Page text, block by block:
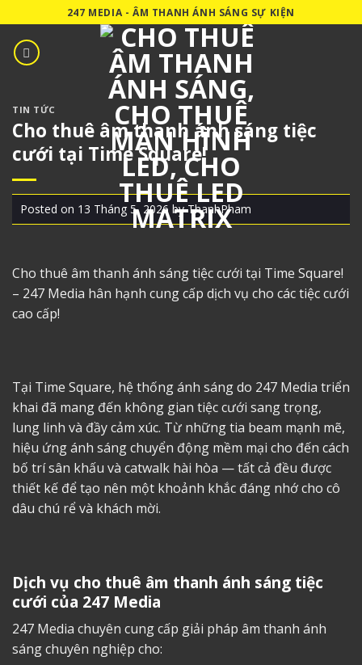
to
content
247 MEDIA - ÂM THANH ÁNH SÁNG SỰ KIỆN
TIN TỨC
Cho thuê âm thanh ánh sáng tiệc
cưới tại Time Square!
Posted on 13 Tháng 5, 2026 byThanhPham
Cho thuê âm thanh ánh sáng tiệc cưới tại Time Square!
– 247 Media hân hạnh cung cấp dịch vụ cho các tiệc cưới
cao cấp!
Tại Time Square, hệ thống ánh sáng do 247 Media triển
khai đã mang đến không gian tiệc cưới sang trọng,
lung linh và đầy cảm xúc. Từ những tia beam mạnh mẽ,
hiệu ứng ánh sáng chuyển động mềm mại cho đến cách
bố trí sân khấu và catwalk hài hòa — tất cả đều được
thiết kế để tạo nên một khoảnh khắc đáng nhớ cho cô
dâu chú rể và khách mời.
Dịch vụ cho thuê âm thanh ánh sáng tiệc
cưới của 247 Media
247 Media chuyên cung cấp giải pháp âm thanh ánh
sáng chuyên nghiệp cho: